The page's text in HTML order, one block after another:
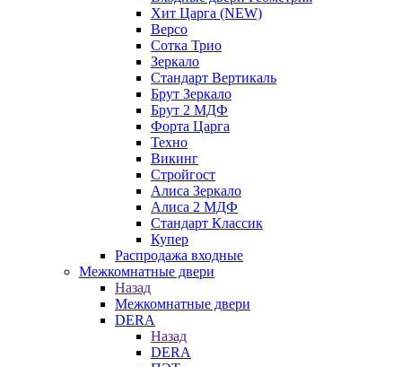
Хит Царга (NEW)
Версо
Сотка Трио
Зеркало
Стандарт Вертикаль
Брут Зеркало
Брут 2 МДФ
Форта Царга
Техно
Викинг
Стройгост
Алиса Зеркало
Алиса 2 МДФ
Стандарт Классик
Купер
Распродажа входные
Межкомнатные двери
Назад
Межкомнатные двери
DERA
Назад
DERA